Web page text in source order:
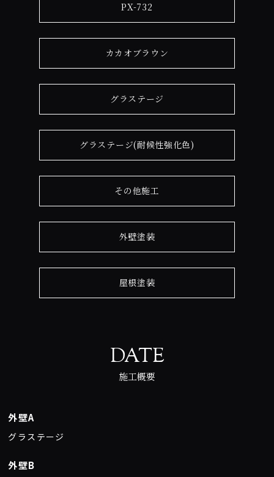
PX-732
カカオブラウン
グラステージ
グラステージ(耐候性強化色)
その他施工
外壁塗装
屋根塗装
DATE
施工概要
外壁A
グラステージ
外壁B